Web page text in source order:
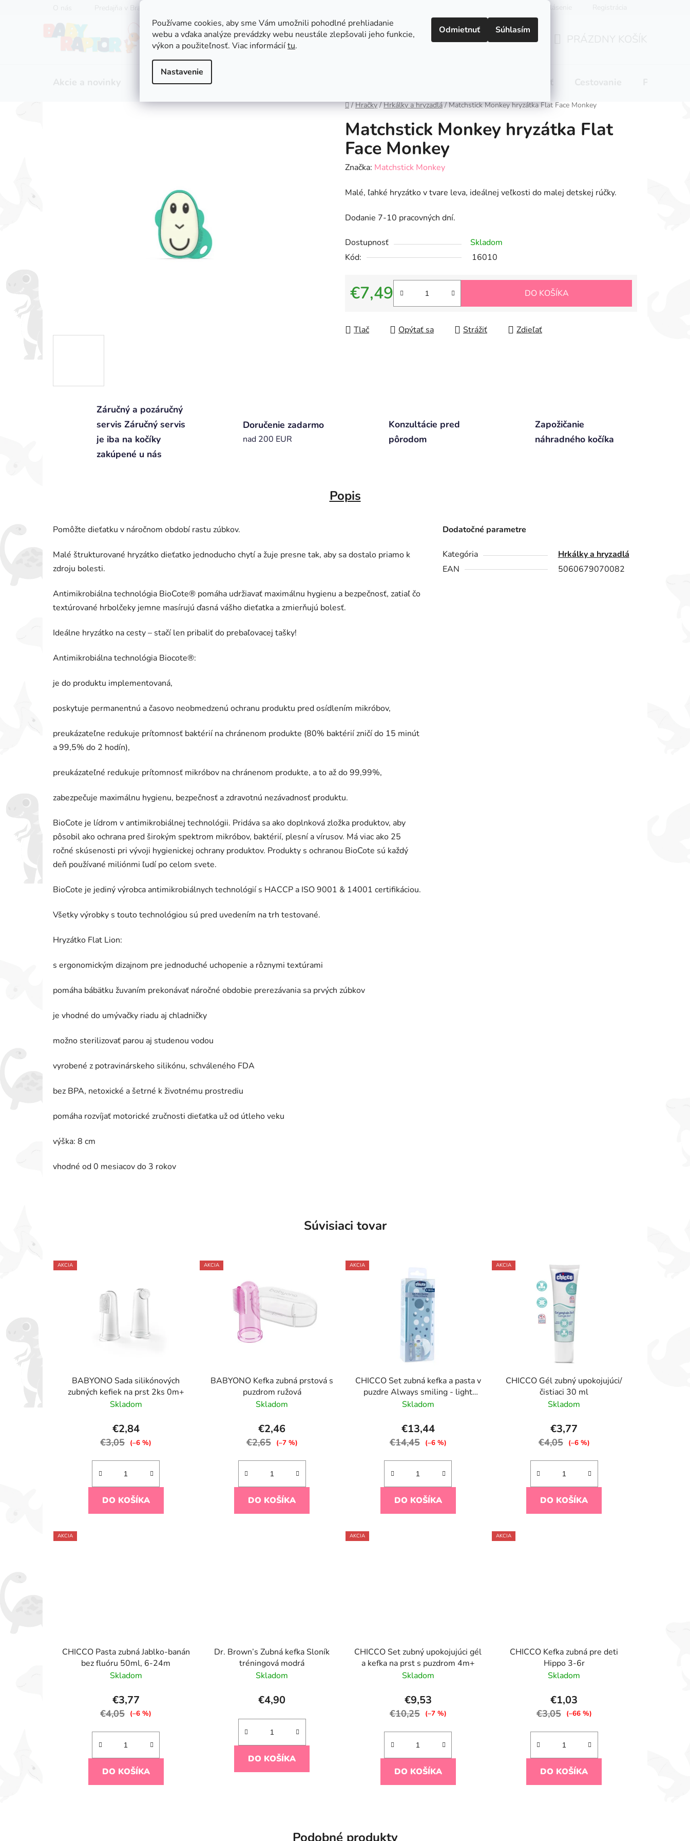
Používame cookies, aby sme Vám umožnili pohodlné prehliadanie
webu a vďaka analýze prevádzky webu neustále zlepšovali jeho funkcie,
výkon a použiteľnosť. Viac informáciítu.
Nastavenie
Odmietnuť Súhlasím
Predajňa v Bratislave Prihlásenie
Zľavy Kočíky
Domov
/ Hračky / Hrkálky a hryzadlá / Matchstick Monkey hryzátka Flat Face Monkey
Matchstick Monkey hryzátka Flat
Face Monkey
Značka: Matchstick Monkey
Malé, ľahké hryzátko v tvare leva, ideálnej veľkosti do malej detskej rúčky.
Dodanie 7-10 pracovných dní.
Dostupnosť
Skladom
Kód:
16010
€7,49
Jednotková cena:
DO KOŠÍKA
Tlač Opýtať sa Strážiť Zdieľať
Záručný a pozáručný
servis Záručný servis
je iba na kočíky
zakúpené u nás
Doručenie zadarmo
nad 200 EUR
Konzultácie pred
pôrodom
Zapožičanie
náhradného kočíka
Popis
Pomôžte dieťatku v náročnom období rastu zúbkov.
Malé štrukturované hryzátko dieťatko jednoducho chytí a žuje presne tak, aby sa dostalo priamo k
zdroju bolesti.
Antimikrobiálna technológia BioCote® pomáha udržiavať maximálnu hygienu a bezpečnosť, zatiaľ čo
textúrované hrbolčeky jemne masírujú ďasná vášho dieťatka a zmierňujú bolesť.
Ideálne hryzátko na cesty – stačí len pribaliť do prebaľovacej tašky!
Antimikrobiálna technológia Biocote®:
je do produktu implementovaná,
poskytuje permanentnú a časovo neobmedzenú ochranu produktu pred osídlením mikróbov,
preukázateľne redukuje prítomnosť baktérií na chránenom produkte (80% baktérií zničí do 15 minút
a 99,5% do 2 hodín),
preukázateľné redukuje prítomnosť mikróbov na chránenom produkte, a to až do 99,99%,
zabezpečuje maximálnu hygienu, bezpečnosť a zdravotnú nezávadnosť produktu.
BioCote je lídrom v antimikrobiálnej technológii. Pridáva sa ako doplnková zložka produktov, aby
pôsobil ako ochrana pred širokým spektrom mikróbov, baktérií, plesní a vírusov. Má viac ako 25
ročné skúsenosti pri vývoji hygienickej ochrany produktov. Produkty s ochranou BioCote sú každý
deň používané miliónmi ľudí po celom svete.
BioCote je jediný výrobca antimikrobiálnych technológií s HACCP a ISO 9001 & 14001 certifikáciou.
Všetky výrobky s touto technológiou sú pred uvedením na trh testované.
Hryzátko Flat Lion:
s ergonomickým dizajnom pre jednoduché uchopenie a rôznymi textúrami
pomáha bábätku žuvaním prekonávať náročné obdobie prerezávania sa prvých zúbkov
je vhodné do umývačky riadu aj chladničky
možno sterilizovať parou aj studenou vodou
vyrobené z potravinárskeho silikónu, schváleného FDA
bez BPA, netoxické a šetrné k životnému prostrediu
pomáha rozvíjať motorické zručnosti dieťatka už od útleho veku
výška: 8 cm
vhodné od 0 mesiacov do 3 rokov
Dodatočné parametre
Kategória
Hrkálky a hryzadlá
EAN
5060679070082
Súvisiaci tovar
AKCIA
BABYONO Sada silikónových
zubných kefiek na prst 2ks 0m+
Skladom
€2,84
€3,05 (–6 %)
DO KOŠÍKA
AKCIA
BABYONO Kefka zubná prstová s
puzdrom ružová
Skladom
€2,46
€2,65 (–7 %)
DO KOŠÍKA
AKCIA
CHICCO Set zubná kefka a pasta v
puzdre Always smiling - light
blue, 6m+
Skladom
€13,44
€14,45 (–6 %)
DO KOŠÍKA
AKCIA
CHICCO Gél zubný upokojujúci/
čistiaci 30 ml
Skladom
€3,77
€4,05 (–6 %)
DO KOŠÍKA
AKCIA
CHICCO Pasta zubná Jablko-banán
bez fluóru 50ml, 6-24m
Skladom
€3,77
€4,05 (–6 %)
DO KOŠÍKA
Dr. Brown’s Zubná kefka Sloník
tréningová modrá
Skladom
€4,90
DO KOŠÍKA
AKCIA
CHICCO Set zubný upokojujúci gél
a kefka na prst s puzdrom 4m+
Skladom
€9,53
€10,25 (–7 %)
DO KOŠÍKA
AKCIA
CHICCO Kefka zubná pre deti
Hippo 3-6r
Skladom
€1,03
€3,05 (–66 %)
DO KOŠÍKA
Podobné produkty